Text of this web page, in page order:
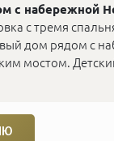
с набережной
с тремя
дом рядом с
мостом.